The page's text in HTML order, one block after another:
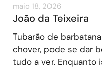
maio 18, 2026
João da Teixeira
Tubarão de
chover, pode se dar
tudo a ver.